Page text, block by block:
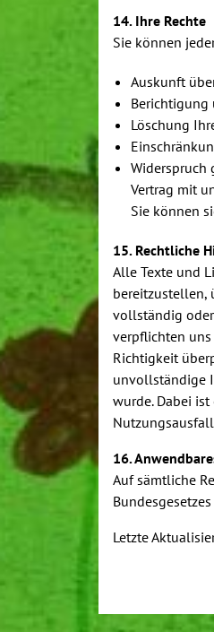
14. Ihre Rechte
Sie können
Auskunft
Berichtigung
Löschung
Widerspruch
Vertrag mit
Sie können
15. Rechtliche
Alle Texte und
bereitzustellen,
vollständig
verpflichten
Richtigkeit
unvollständige
wurde. Dabei
16.
Auf sämtliche
Letzte